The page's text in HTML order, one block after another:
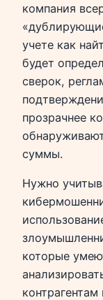
компания
учете как
будет
сверок,
прозрачнее
суммы.
Нужно
которые